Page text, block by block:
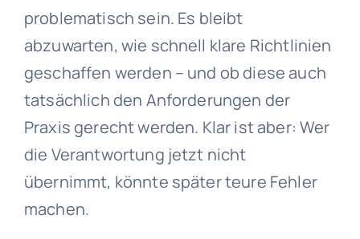
problematisch sein. Es bleibt
abzuwarten, wie schnell klare Richtlinien
geschaffen werden – und ob diese auch
tatsächlich den Anforderungen der
Praxis gerecht werden. Klar ist aber: Wer
die Verantwortung jetzt nicht
übernimmt, könnte später teure Fehler
machen.